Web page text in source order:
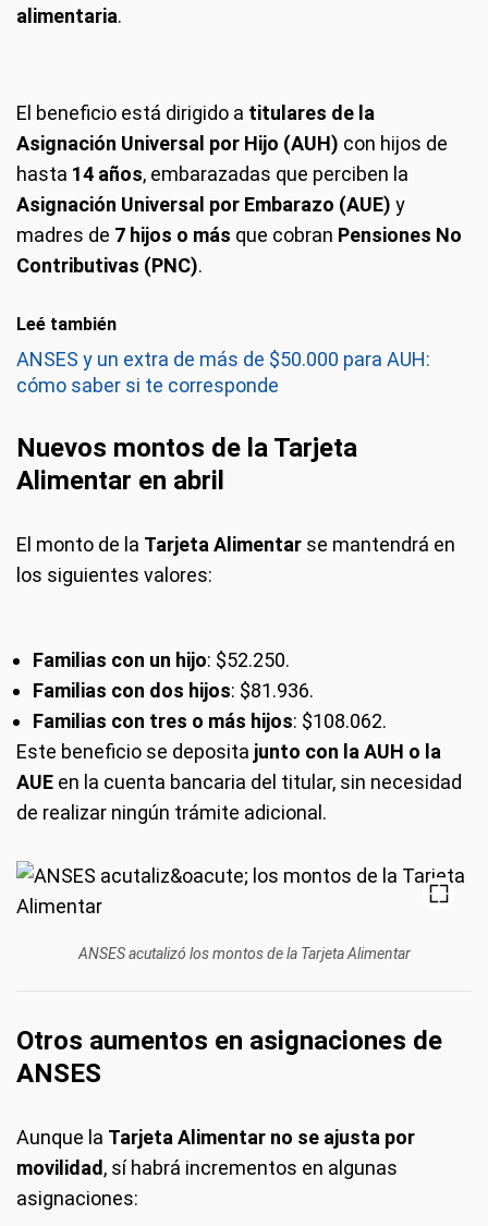
alimentaria.
El beneficio está dirigido a titulares de la
Asignación Universal por Hijo (AUH) con hijos de
hasta 14 años, embarazadas que perciben la
Asignación Universal por Embarazo (AUE) y
madres de 7 hijos o más que cobran Pensiones No
Contributivas (PNC).
Leé también
ANSES y un extra de más de $50.000 para AUH:
cómo saber si te corresponde
Nuevos montos de la Tarjeta
Alimentar en abril
El monto de la Tarjeta Alimentar se mantendrá en
los siguientes valores:
Familias con un hijo: $52.250.
Familias con dos hijos: $81.936.
Familias con tres o más hijos: $108.062.
Este beneficio se deposita junto con la AUH o la
AUE en la cuenta bancaria del titular, sin necesidad
de realizar ningún trámite adicional.
ANSES acutalizó los montos de la Tarjeta Alimentar
Otros aumentos en asignaciones de
ANSES
Aunque la Tarjeta Alimentar no se ajusta por
movilidad , sí habrá incrementos en algunas
asignaciones: